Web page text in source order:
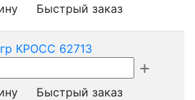
Быстрый заказ
КРОСС 62713
Быстрый заказ